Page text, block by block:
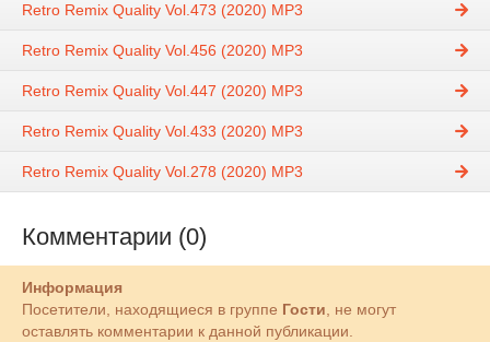
Retro Remix Quality Vol.473 (2020) MP3
Retro Remix Quality Vol.456 (2020) MP3
Retro Remix Quality Vol.447 (2020) MP3
Retro Remix Quality Vol.433 (2020) MP3
Retro Remix Quality Vol.278 (2020) MP3
Комментарии (0)
Информация
Посетители, находящиеся в группе Гости, не могут
оставлять комментарии к данной публикации.